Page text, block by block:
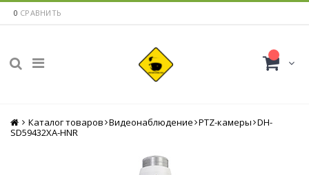
0 СРАВНИТЬ
Главная
Каталог товаров Видеонаблюдение PTZ-камеры DH-
SD59432XA-HNR